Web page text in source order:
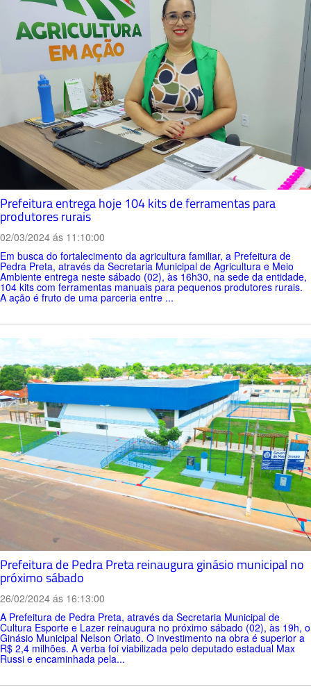
Prefeitura entrega hoje 104 kits de ferramentas para
produtores rurais
02/03/2024 ás 11:10:00
Em busca do fortalecimento da agricultura familiar, a Prefeitura de
Pedra Preta, através da Secretaria Municipal de Agricultura e Meio
Ambiente entrega neste sábado (02), às 16h30, na sede da entidade,
104 kits com ferramentas manuais para pequenos produtores rurais.
A ação é fruto de uma parceria entre ...
Prefeitura de Pedra Preta reinaugura ginásio municipal no
próximo sábado
26/02/2024 ás 16:13:00
A Prefeitura de Pedra Preta, através da Secretaria Municipal de
Cultura Esporte e Lazer reinaugura no próximo sábado (02), às 19h, o
Ginásio Municipal Nelson Orlato. O investimento na obra é superior a
R$ 2,4 milhões. A verba foi viabilizada pelo deputado estadual Max
Russi e encaminhada pela...